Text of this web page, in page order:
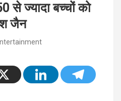
से ज्यादा बच्चों को
जैन